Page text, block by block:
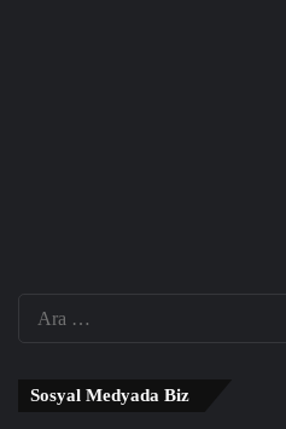
Sosyal Medyada Biz